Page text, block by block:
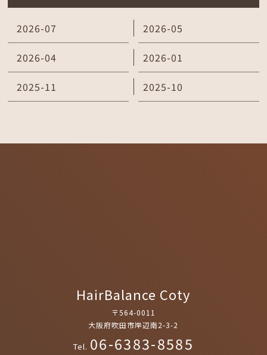
2026-07 2026-05
2026-04 2026-01
2025-11 2025-10
HairBalance Coty
〒564-0011
大阪府吹田市岸辺南2-3-2
Tel. 06-6383-8585